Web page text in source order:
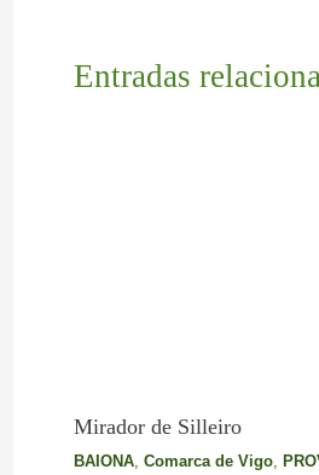
Entradas
Mirador de Silleiro
BAIONA, Comarca de Vigo,